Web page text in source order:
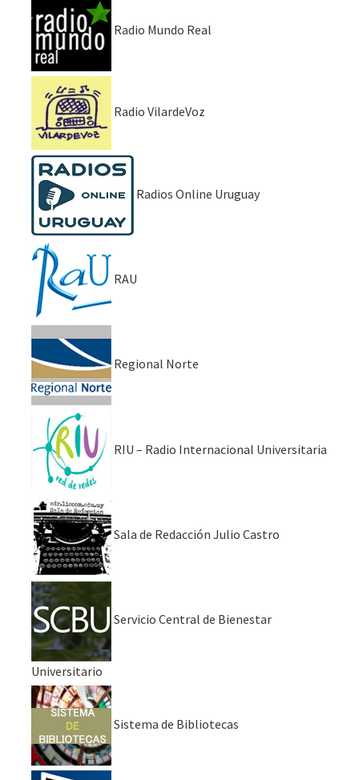
Radio Mundo Real
Radio VilardeVoz
Radios Online Uruguay
RAU
Regional Norte
RIU – Radio Internacional Universitaria
Sala de Redacción Julio Castro
Servicio Central de Bienestar
Universitario
Sistema de Bibliotecas